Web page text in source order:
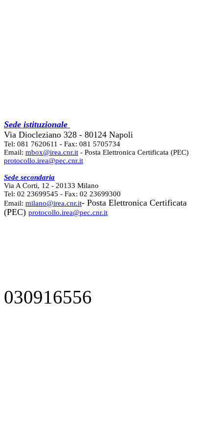
Sede istituzionale
Via Diocleziano 328 - 80124 Napoli
Tel: 081 7620611 - Fax: 081 5705734
Email: mbox@irea.cnr.it - Posta Elettronica Certificata (PEC)
protocollo.irea@pec.cnr.it
Sede secondaria
Via A Corti, 12 - 20133 Milano
Tel: 02 23699545 - Fax: 02 23699300
Email: milano@irea.cnr.it- Posta Elettronica Certificata
(PEC) protocollo.irea@pec.cnr.it
030916556